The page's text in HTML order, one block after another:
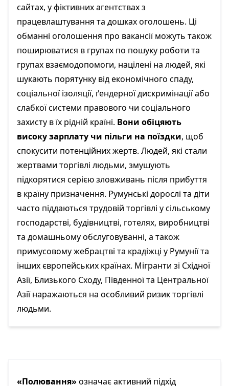
сайтах, у фіктивних агентствах з
працевлаштування та дошках оголошень. Ці
обманні оголошення про вакансії можуть також
поширюватися в групах по пошуку роботи та
групах взаємодопомоги, націлені на людей, які
шукають порятунку від економічного спаду,
соціальної ізоляції, ґендерної дискримінації або
слабкої системи правового чи соціального
захисту в їх рідній країні. Вони обіцяють
високу зарплату чи пільги на поїздки, щоб
спокусити потенційних жертв. Людей, які стали
жертвами торгівлі людьми, змушують
підкорятися серією зловживань після прибуття
в країну призначення. Румунські дорослі та діти
часто піддаються трудовій торгівлі у сільському
господарстві, будівництві, готелях, виробництві
та домашньому обслуговуванні, а також
примусовому жебрацтві та крадіжці у Румунії та
інших європейських країнах. Мігранти зі Східної
Азії, Близького Сходу, Південної та Центральної
Азії наражаються на особливий ризик торгівлі
людьми.
«Полювання»означає активний підхід